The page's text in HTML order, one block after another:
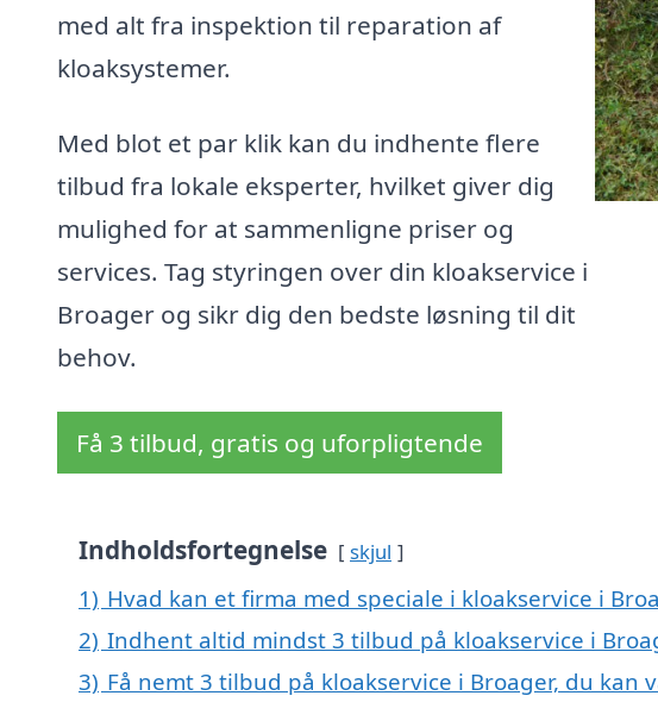
med alt fra inspektion til reparation af
kloaksystemer.
Med blot et par klik kan du indhente flere
tilbud fra lokale eksperter, hvilket giver dig
mulighed for at sammenligne priser og
services. Tag styringen over din kloakservice i
Broager og sikr dig den bedste løsning til dit
behov.
Få 3 tilbud, gratis og uforpligtende
Indholdsfortegnelse skjul
1) Hvad kan et firma med speciale i kloakservice i
2) Indhent altid mindst 3 tilbud på kloakservice i
3) Få nemt 3 tilbud på kloakservice i Broager, du kan